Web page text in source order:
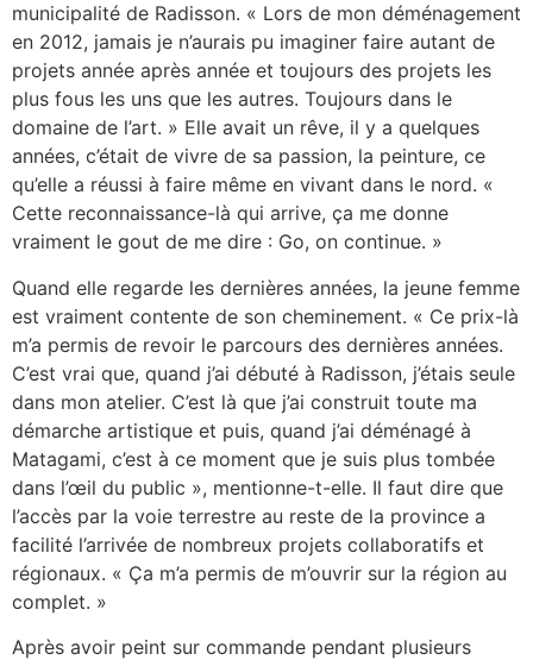
municipalité de Radisson. « Lors de mon déménagement
en 2012, jamais je n’aurais pu imaginer faire autant de
projets année après année et toujours des projets les
plus fous les uns que les autres. Toujours dans le
domaine de l’art. » Elle avait un rêve, il y a quelques
années, c’était de vivre de sa passion, la peinture, ce
qu’elle a réussi à faire même en vivant dans le nord. «
Cette reconnaissance-là qui arrive, ça me donne
vraiment le gout de me dire : Go, on continue. »
Quand elle regarde les dernières années, la jeune femme
est vraiment contente de son cheminement. « Ce prix-là
m’a permis de revoir le parcours des dernières années.
C’est vrai que, quand j’ai débuté à Radisson, j’étais seule
dans mon atelier. C’est là que j’ai construit toute ma
démarche artistique et puis, quand j’ai déménagé à
Matagami, c’est à ce moment que je suis plus tombée
dans l’œil du public », mentionne-t-elle. Il faut dire que
l’accès par la voie terrestre au reste de la province a
facilité l’arrivée de nombreux projets collaboratifs et
régionaux. « Ça m’a permis de m’ouvrir sur la région au
complet. »
Après avoir peint sur commande pendant plusieurs